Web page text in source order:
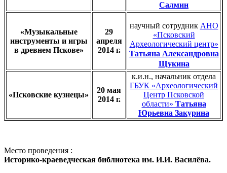
Салмин
«Музыкальные
инструменты и игры
в древнем Пскове»
29
апреля
2014 г.
научный сотрудник АНО
«Псковский
Археологический центр»
Татьяна Александровна
Щукина
«Псковские кузнецы»
20 мая
2014 г.
к.и.н., начальник отдела
ГБУК «Археологический
Центр Псковской
области» Татьяна
Юрьевна Закурина
Место проведения :
Историко-краеведческая библиотека им. И.И. Василёва.